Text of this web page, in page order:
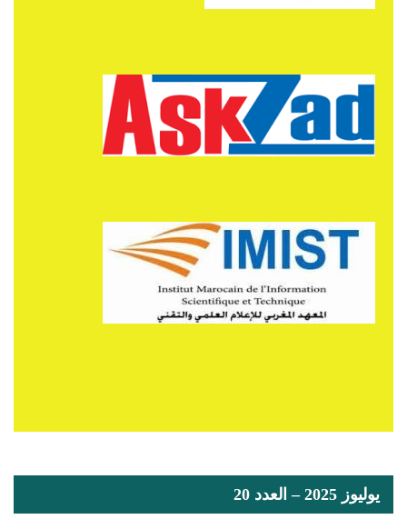
يوليوز 2025 – العدد 20